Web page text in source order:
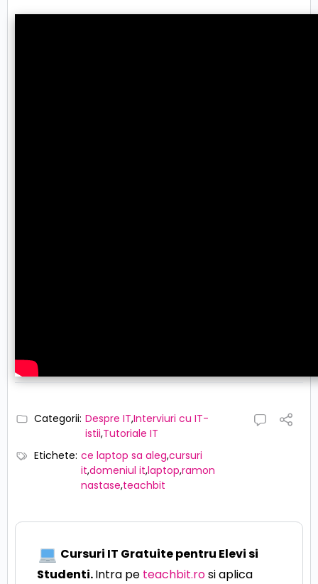
Categorii: Despre IT,Interviuri cu IT-
istii,Tutoriale IT
Etichete: ce laptop sa aleg,cursuri
it,domeniul it,laptop,ramon
nastase,teachbit
Cursuri IT Gratuite pentru Elevi si
Studenti.Intra pe teachbit.rosi aplica